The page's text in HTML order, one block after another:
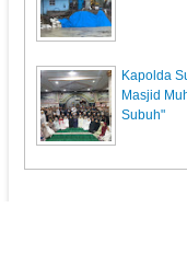
Kapolda
Masjid
Subuh"